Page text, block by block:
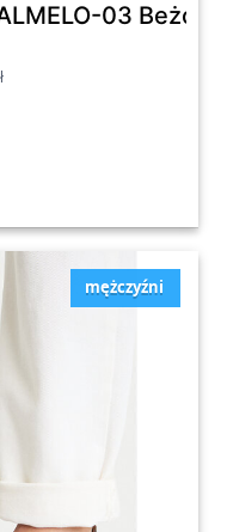
03
mężczyźni